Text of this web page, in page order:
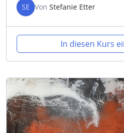
SE Von Stefanie Etter
In diesen Kurs